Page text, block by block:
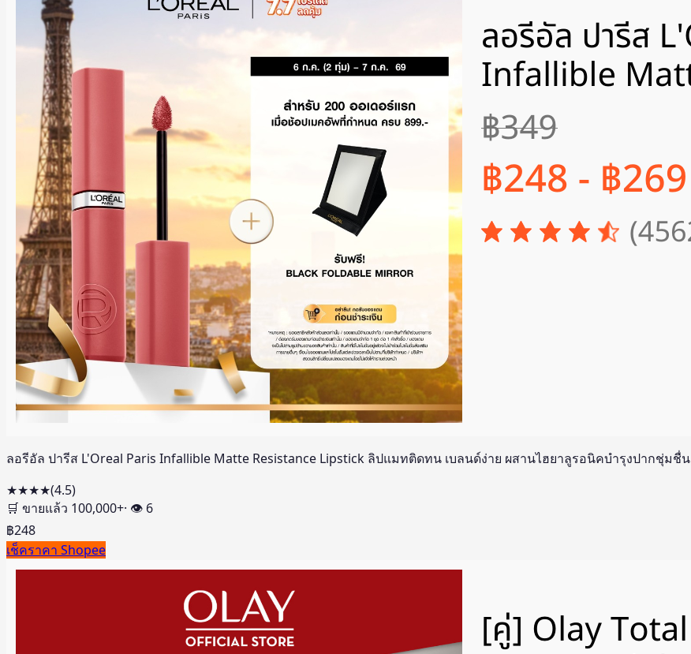
ลอรีอัล ปารีส L'Oreal Paris Infallible Matte Resistance Lipstick ลิปแมทติดทน เบลนด์ง่าย ผสานไฮยาลูรอนิคบำรุงปากชุ่มชื่น
★★★★(4.5)
🛒 ขายแล้ว 100,000+· 👁 6
฿248
เช็คราคา Shopee